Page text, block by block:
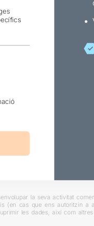
la seva activitat
(en cas que ens autoritzin a
les dades, així com